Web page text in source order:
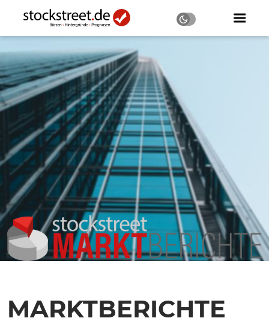
MARKTBERICHTE